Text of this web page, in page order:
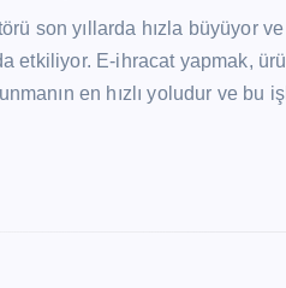
son yıllarda hızla büyüyor
etkiliyor. E-ihracat yapmak,
en hızlı yoludur ve bu